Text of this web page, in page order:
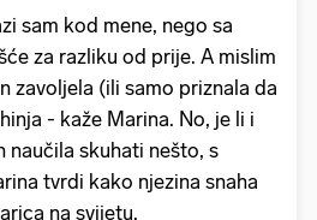
sam kod mene, nego sa
za razliku od prije. A mislim
zavoljela (ili samo priznala da
- kaže Marina. No, je li i
naučila skuhati nešto, s
tvrdi kako njezina snaha
na svijetu.